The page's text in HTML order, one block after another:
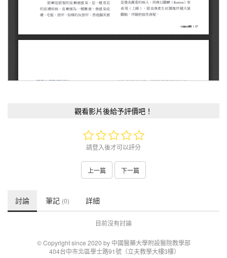
觀看影片後給予評價吧！
請登入後才可以評分
上一篇 下一篇
討論 筆記 (0) 詳細
目前沒有討論
© Copyright since 2020 by 中國醫藥大學附設醫院教學部
404台中市北區學士路91號（立夫教學大樓3樓）